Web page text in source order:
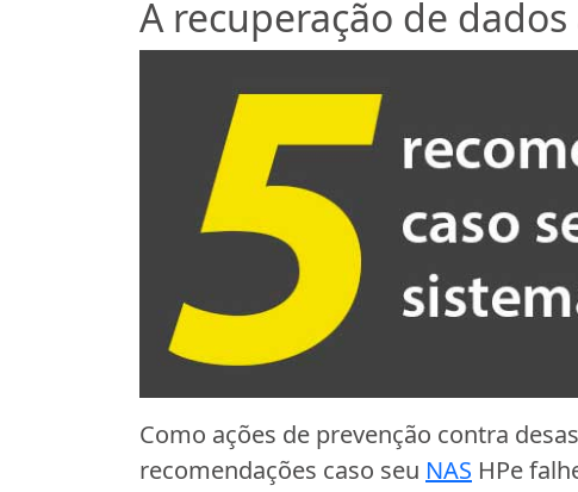
A recuperação de
Como ações de prevenção contra
recomendações caso seu NAS HPe